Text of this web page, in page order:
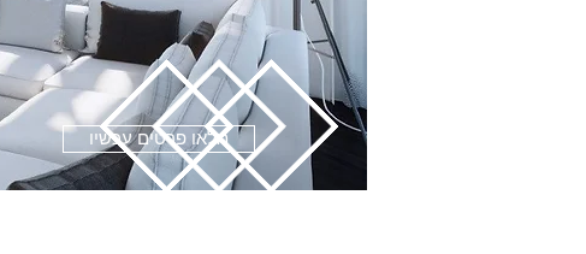
מלאו פרטים עכשיו